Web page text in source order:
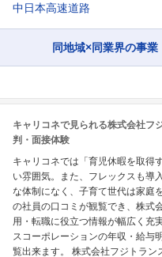
中日本高速道路
同地域×同業界の事
キャリコネで見られる株式会社フ
判・面接体験
キャリコネでは「育児休暇を取得
い雰囲気。また、フレックスも導
な体制になく、子育て世代は家庭
の社員の口コミが観覧でき、株式
用・転職に役立つ情報が幅広く充
スコーポレーションの年収・給与
覧出来ます。 株式会社フジトラ